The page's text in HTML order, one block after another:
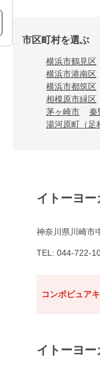
市区町村を選ぶ
横浜市鶴見区
横浜市港南区
横浜市都筑区
相模原市緑区
茅ヶ崎市
秦
湯河原町（足
イトーヨ
神奈川県川崎市
TEL: 044-722-
コンボピュア
イトーヨ